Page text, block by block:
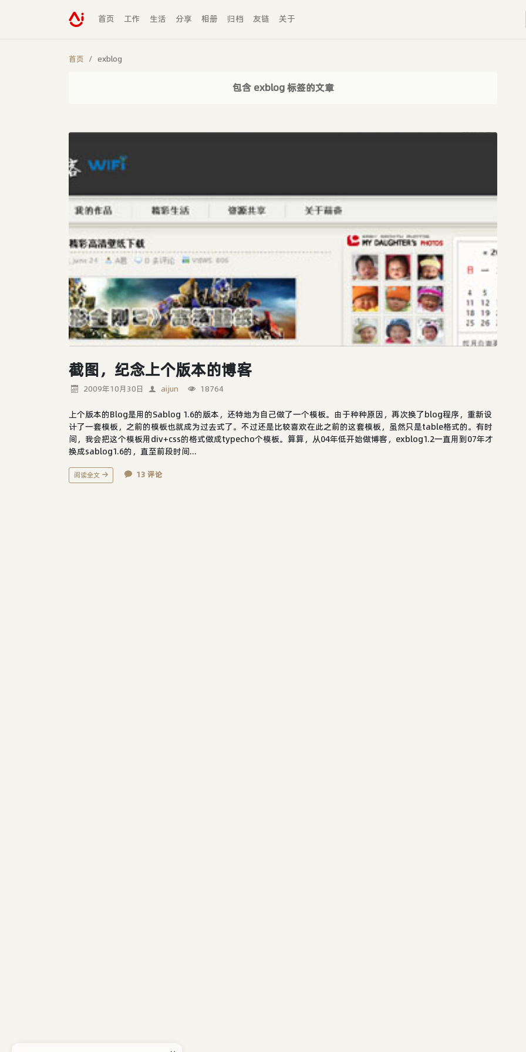
首页 工作 生活 分享 相册 归档 友链 关于
首页 exblog
包含 exblog 标签的文章
截图，纪念上个版本的博客
2009年10月30日 aijun 18764
上个版本的Blog是用的Sablog 1.6的版本，还特地为自己做了一个模板。由于种种原因，再次换了blog程序，重新设
计了一套模板，之前的模板也就成为过去式了。不过还是比较喜欢在此之前的这套模板，虽然只是table格式的。有时
间，我会把这个模板用div+css的格式做成typecho个模板。算算，从04年低开始做博客，exblog1.2一直用到07年才
换成sablog1.6的，直至前段时间...
阅读全文 13 评论